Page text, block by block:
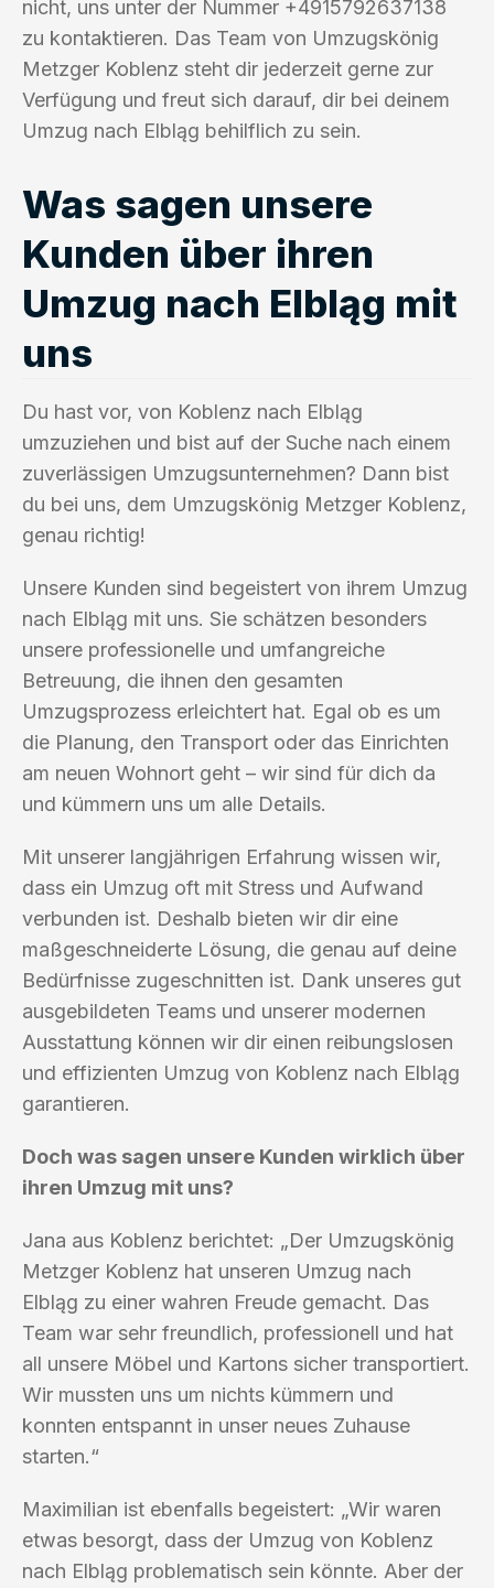
nicht, uns unter der Nummer +4915792637138
zu kontaktieren. Das Team von Umzugskönig
Metzger Koblenz steht dir jederzeit gerne zur
Verfügung und freut sich darauf, dir bei deinem
Umzug nach Elbląg behilflich zu sein.
Was sagen unsere
Kunden über ihren
Umzug nach Elbląg mit
uns
Du hast vor, von Koblenz nach Elbląg
umzuziehen und bist auf der Suche nach einem
zuverlässigen Umzugsunternehmen? Dann bist
du bei uns, dem Umzugskönig Metzger Koblenz,
genau richtig!
Unsere Kunden sind begeistert von ihrem Umzug
nach Elbląg mit uns. Sie schätzen besonders
unsere professionelle und umfangreiche
Betreuung, die ihnen den gesamten
Umzugsprozess erleichtert hat. Egal ob es um
die Planung, den Transport oder das Einrichten
am neuen Wohnort geht – wir sind für dich da
und kümmern uns um alle Details.
Mit unserer langjährigen Erfahrung wissen wir,
dass ein Umzug oft mit Stress und Aufwand
verbunden ist. Deshalb bieten wir dir eine
maßgeschneiderte Lösung, die genau auf deine
Bedürfnisse zugeschnitten ist. Dank unseres gut
ausgebildeten Teams und unserer modernen
Ausstattung können wir dir einen reibungslosen
und effizienten Umzug von Koblenz nach Elbląg
garantieren.
Doch was sagen unsere Kunden wirklich über
ihren Umzug mit uns?
Jana aus Koblenz berichtet: „Der Umzugskönig
Metzger Koblenz hat unseren Umzug nach
Elbląg zu einer wahren Freude gemacht. Das
Team war sehr freundlich, professionell und hat
all unsere Möbel und Kartons sicher transportiert.
Wir mussten uns um nichts kümmern und
konnten entspannt in unser neues Zuhause
starten.“
Maximilian ist ebenfalls begeistert: „Wir waren
etwas besorgt, dass der Umzug von Koblenz
nach Elbląg problematisch sein könnte. Aber der